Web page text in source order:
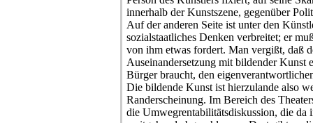
innerhalb der Kunstszene, gegenüber
Auf der anderen Seite ist unter den
sozialstaatliches Denken verbreitet; er
von ihm etwas fordert. Man vergißt, daß
Auseinandersetzung mit bildender Kunst
Bürger braucht, den
Die bildende Kunst ist hierzulande also
Randerscheinung. Im Bereich des
die Umwegrentabilitätsdiskussion, die da